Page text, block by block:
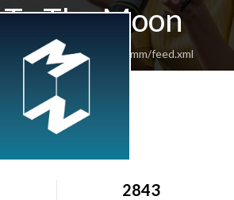
The Moon
missiontothemoonmm/feed.xml
2843